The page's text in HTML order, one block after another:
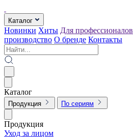
Каталог
Новинки Хиты Для профессионалов
производство О бренде Контакты
Каталог
Продукция По сериям
Продукция
Уход за лицом